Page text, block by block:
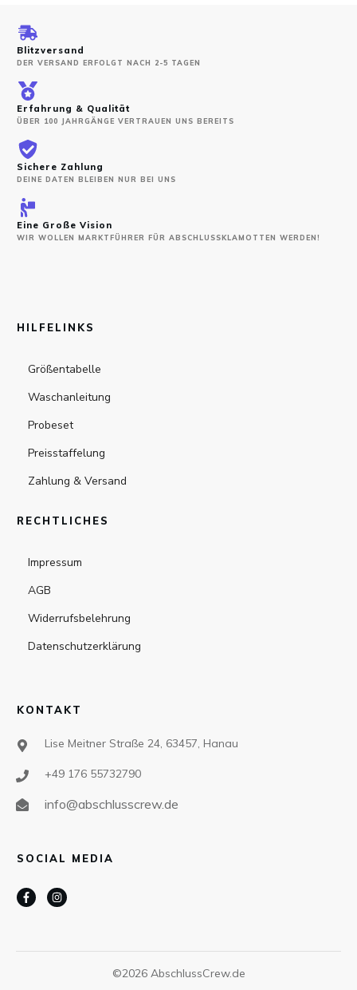
Blitzversand
DER VERSAND ERFOLGT NACH 2-5 TAGEN
Erfahrung & Qualität
ÜBER 100 JAHRGÄNGE VERTRAUEN UNS BEREITS
Sichere Zahlung
DEINE DATEN BLEIBEN NUR BEI UNS
Eine Große Vision
WIR WOLLEN MARKTFÜHRER FÜR ABSCHLUSSKLAMOTTEN WERDEN!
HILFELINKS
Größentabelle
Waschanleitung
Probeset
Preisstaffelung
Zahlung & Versand
RECHTLICHES
Impressum
AGB
Widerrufsbelehrung
Datenschutzerklärung
KONTAKT
Lise Meitner Straße 24, 63457, Hanau
+49 176 55732790
info@abschlusscrew.de
SOCIAL MEDIA
©2026 AbschlussCrew.de